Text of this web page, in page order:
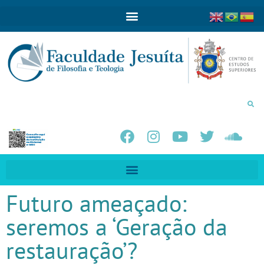
Futuro ameaçado:
seremos a ‘Geração da
restauração’?